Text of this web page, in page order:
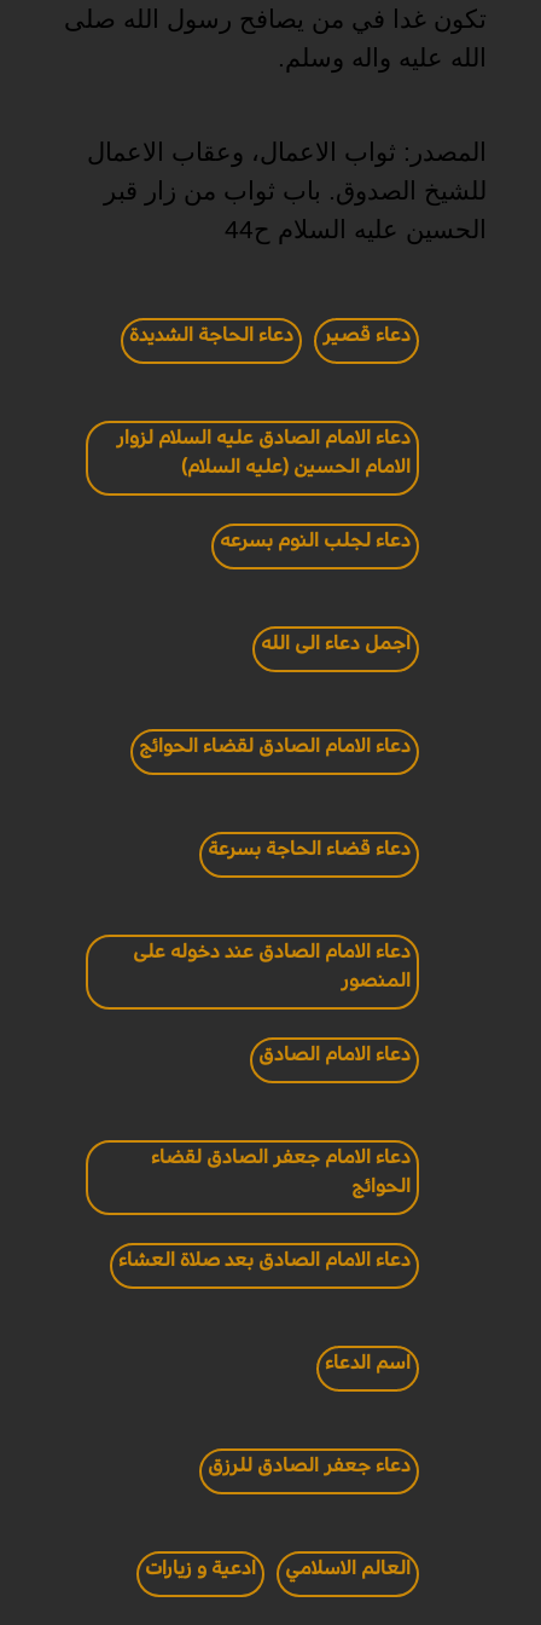
تكون غدا في من يصافح رسول الله صلى
الله عليه واله وسلم .
المصدر: ثواب الاعمال، وعقاب الاعمال
للشيخ الصدوق. باب ثواب من زار قبر
الحسين عليه السلام ح44
دعاء قصير دعاء الحاجة الشديدة
دعاء الامام الصادق عليه السلام لزوار
الامام الحسين (عليه السلام)
دعاء لجلب النوم بسرعه
اجمل دعاء الى الله
دعاء الامام الصادق لقضاء الحوائج
دعاء قضاء الحاجة بسرعة
دعاء الامام الصادق عند دخوله على
المنصور
دعاء الامام الصادق
دعاء الامام جعفر الصادق لقضاء
الحوائج
دعاء الامام الصادق بعد صلاة العشاء
اسم الدعاء
دعاء جعفر الصادق للرزق
العالم الاسلامي ادعية و زيارات